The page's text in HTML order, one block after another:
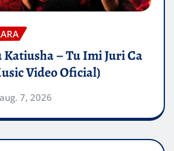
Katiusha – Tu Imi Juri Ca
Video Oficial)
aug. 7, 2026